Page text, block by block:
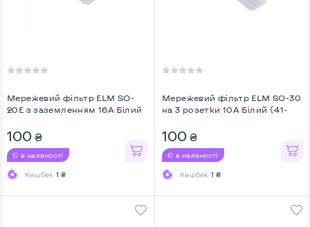
Мережевий фільтр ELM SO-
20E з заземленням 16А Білий
100 ₴
Є в наявності
Кешбек 1 ₴
Мережевий фільтр ELM SO-30
на 3 розетки 10A Білий (41-
100 ₴
Є в наявності
Кешбек 1 ₴